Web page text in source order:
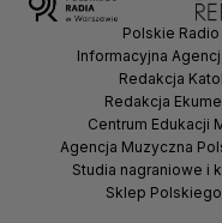
Polskie Radio
Informacyjna
Redakcja
Redakcja
Centrum Edukacji
Agencja Muzyczna
Studia nagraniowe i
Sklep